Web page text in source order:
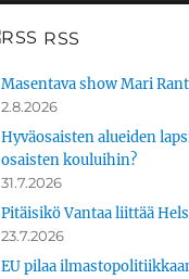
RSS
Masentava show Mari
2.8.2026
Hyväosaisten alueiden
osaisten kouluihin?
31.7.2026
Pitäisikö Vantaa liittää
23.7.2026
EU pilaa